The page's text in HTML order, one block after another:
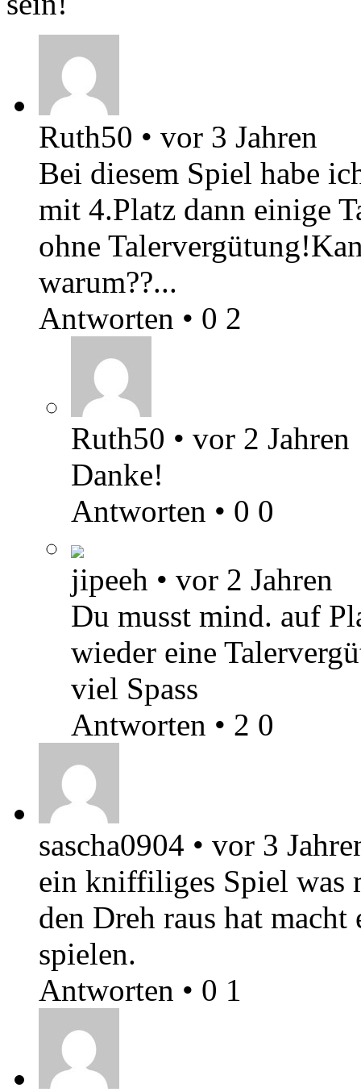
Ruth50 • vor 3 Jahren
Bei diesem Spiel habe
mit 4.Platz dann einige
ohne
warum??...
Antworten • 0 2
Ruth50 • vor 2 Jahren
Danke!
Antworten • 0 0
jipeeh • vor 2 Jahren
Du musst mind. auf
wieder eine
viel Spass
Antworten • 2 0
sascha0904 • vor 3
ein kniffiliges Spiel was
den Dreh raus hat macht
spielen.
Antworten • 0 1